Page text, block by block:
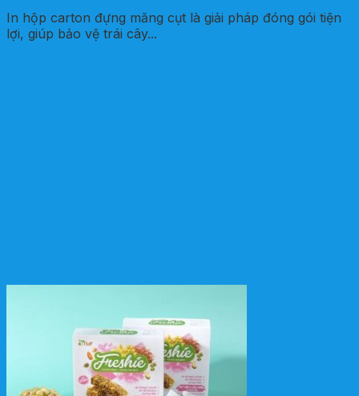
In hộp carton đựng măng cụt là giải pháp đóng gói tiện
lợi, giúp bảo vệ trái cây...